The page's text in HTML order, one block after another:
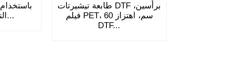
التسامي والختم...
طابعة تيشيرتات DTF برأسين،
فيلم PET، 60 سم، اهتزاز
DTF...